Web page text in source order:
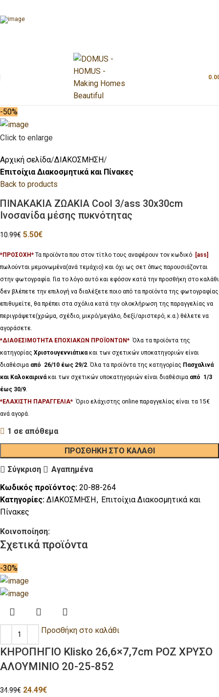
-50%
Click to enlarge
Αρχική σελίδα ΔΙΑΚΟΣΜΗΣΗ
Επιτοίχια Διακοσμητικά και Πίνακες
Back to products
ΠΙΝΑΚΑΚΙΑ ΖΩΑΚΙΑ Cool 3/ass 30x30cm
Ινοσανίδα μέσης πυκνότητας
10.99€ 5.50€
*ΠΡΟΣΟΧΗ* Τα προϊόντα που στον τίτλο τους αναφέρουν τον κωδικό [ass]
πωλούνται μεμονωμένα(ανά τεμάχιο) και όχι ως σετ όπως παρουσιάζονται
στην φωτογραφία. Για το λόγο αυτό και εφόσον κατά την προσθήκη στο καλάθι
δεν βλέπετε την επιλογή να διαλέξετε ποιο από τα προϊόντα της φωτογραφίας
επιθυμείτε, θα πρέπει στα σχόλια κατά την ολοκλήρωση της παραγγελίας να
περιγράψετε(χρώμα, σχέδιο, μικρό/μεγάλο, δεξί/αριστερό, κ.α.) θέλετε να
αγοράσετε.
*ΔΙΑΘΕΣΙΜΟΤΗΤΑ ΕΠΟΧΙΑΚΩΝ ΠΡΟΪΟΝΤΩΝ* Όλα τα προϊόντα της
κατηγορίας Χριστουγεννιάτικακαι των σχετικών υποκατηγοριών είναι
διαθέσιμα από 26/10 έως 29/2 . Όλα τα προϊόντα της κατηγορίας Πασχαλινά
και Καλοκαιρινάκαι των σχετικών υποκατηγοριών είναι διαθέσιμα από 1/3
έως 30/9
*ΕΛΑΧΙΣΤΗ ΠΑΡΑΓΓΕΛΙΑ* Όριο ελάχιστης online παραγγελίας είναι τα 15€
ανά αγορά.
1 σε απόθεμα
ΠΡΟΣΘΉΚΗ ΣΤΟ ΚΑΛΆΘΙ
Σύγκριση
Αγαπημένα
Κωδικός προϊόντος: 20-88-264
Κατηγορίες: ΔΙΑΚΟΣΜΗΣΗ, Επιτοίχια Διακοσμητικά και
Πίνακες
Κοινοποίηση:
Σχετικά προϊόντα
-30%
Προσθήκη στο καλάθι
ΚΗΡΟΠΗΓΙΟ Klisko 26,6×7,7cm ΡΟΖ ΧΡΥΣΟ
ΑΛΟΥΜΙΝΙΟ 20-25-852
34.99€ 24.49€